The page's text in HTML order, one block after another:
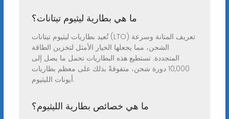
ما هي بطارية ليثيوم تيتانات؟
تُعيد بطاريات ليثيوم تيتانات (LTO) تعريف المتانة وسرعة
الشحن، مما يجعلها الخيار الأمثل لتخزين الطاقة
المتجددة. تستطيع هذه البطاريات تحمل ما يصل إلى
10,000 دورة شحن، متفوقةً بذلك على معظم بطاريات
أيونات الليثيوم.
ما هي خصائص بطارية الليثيوم؟